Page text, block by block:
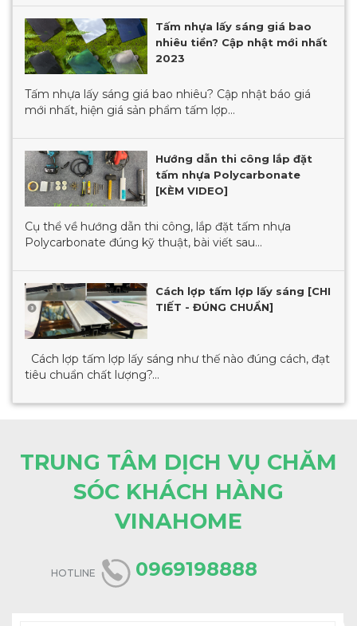
Tấm nhựa lấy sáng giá bao
nhiêu tiền? Cập nhật mới nhất
2023
Tấm nhựa lấy sáng giá bao nhiêu? Cập nhật báo giá
mới nhất, hiện giá sản phẩm tấm lợp...
Hướng dẫn thi công lắp đặt
tấm nhựa Polycarbonate
[KÈM VIDEO]
Cụ thể về hướng dẫn thi công, lắp đặt tấm nhựa
Polycarbonate đúng kỹ thuật, bài viết sau...
Cách lợp tấm lợp lấy sáng [CHI
TIẾT - ĐÚNG CHUẨN]
Cách lợp tấm lợp lấy sáng như thế nào đúng cách, đạt
tiêu chuẩn chất lượng?...
TRUNG TÂM DỊCH VỤ CHĂM
SÓC KHÁCH HÀNG
VINAHOME
HOTLINE 0969198888